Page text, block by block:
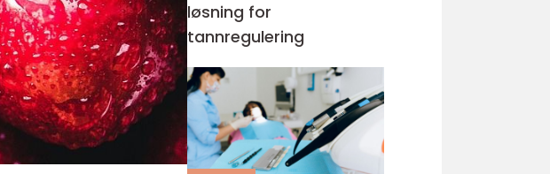
løsning for
tannregulering